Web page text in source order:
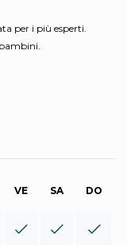
per i più esperti.
VE SA DO